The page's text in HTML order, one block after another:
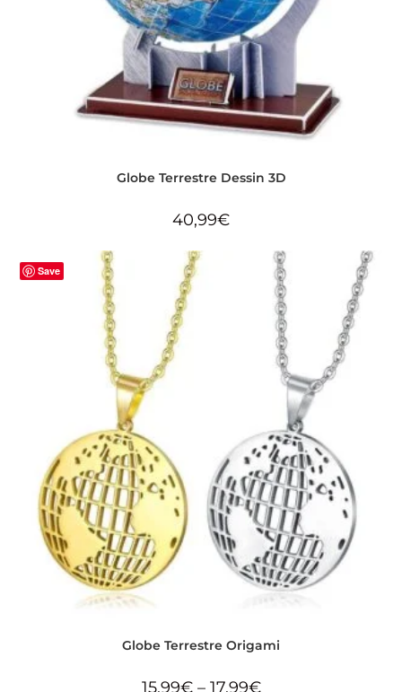
Globe Terrestre Dessin 3D
40,99€
Save
Globe Terrestre Origami
15,99€– 17,99€